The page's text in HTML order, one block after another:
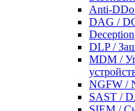
Anti-
DAG /
Deception
DLP /
MDM /
NGFW /
SAST /